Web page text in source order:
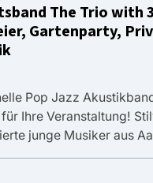
The Trio with
Gartenparty,
Pop Jazz
Ihre Veranstaltung!
junge Musiker aus